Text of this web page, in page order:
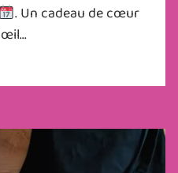
. Un cadeau de cœur